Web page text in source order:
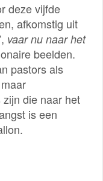
deze vijfde
afkomstig uit
vaar nu naar het
beelden.
pastors als
die naar het
is een